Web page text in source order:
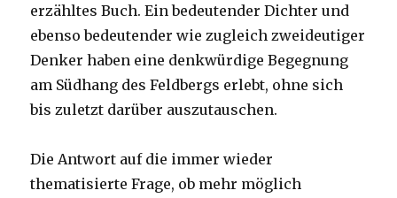
erzähltes Buch. Ein bedeutender Dichter und
ebenso bedeutender wie zugleich zweideutiger
Denker haben eine denkwürdige Begegnung
am Südhang des Feldbergs erlebt, ohne sich
bis zuletzt darüber auszutauschen.
Die Antwort auf die immer wieder
thematisierte Frage, ob mehr möglich